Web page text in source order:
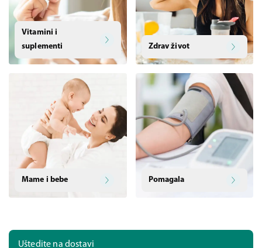
Vitamini i
suplementi
Zdrav život
Mame i bebe Pomagala
Uštedite na dostavi